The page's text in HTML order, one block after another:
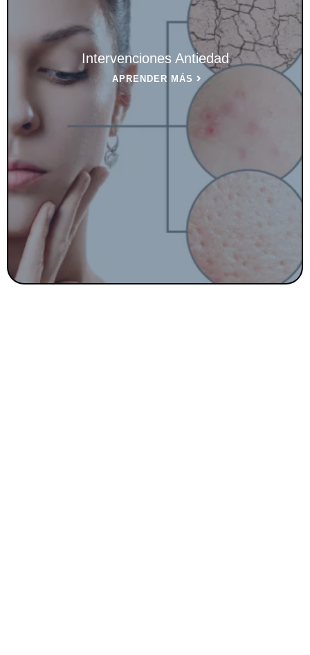
Intervenciones Antiedad
APRENDER MÁS